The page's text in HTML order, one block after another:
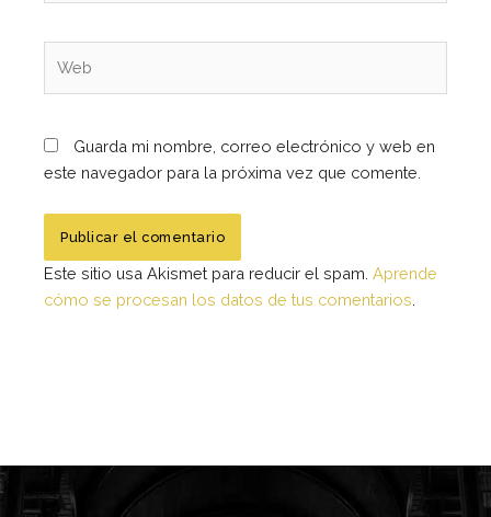
Guarda mi nombre, correo electrónico y web en
este navegador para la próxima vez que comente.
Este sitio usa Akismet para reducir el spam. Aprende
cómo se procesan los datos de tus comentarios